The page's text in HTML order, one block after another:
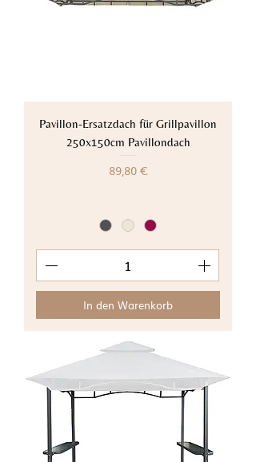
Pavillon-Ersatzdach für Grillpavillon
250x150cm Pavillondach
Preis
89,80 €
In den Warenkorb